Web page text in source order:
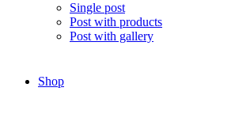
Single post
Post with products
Post with gallery
Shop